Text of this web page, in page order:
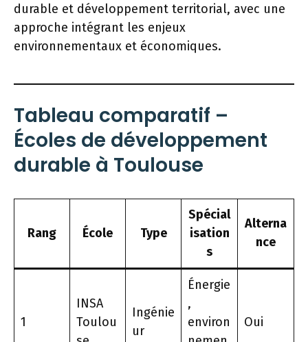
durable et développement territorial, avec une
approche intégrant les enjeux
environnementaux et économiques.
Tableau comparatif –
Écoles de développement
durable à Toulouse
Rang École Type
Spécial
isation
s
Alterna
nce
1
INSA
Toulou
Ingénie
ur
Énergie
,
environ
Oui